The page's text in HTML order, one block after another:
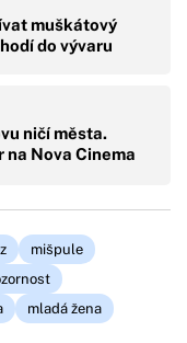
muškátový
do vývaru
ničí města.
na Nova Cinema
mišpule
mladá žena